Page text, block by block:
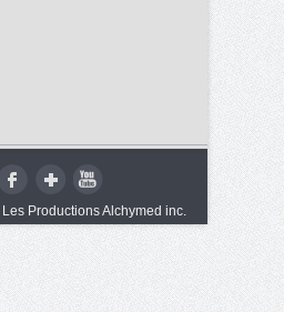
Productions Alchymed inc.